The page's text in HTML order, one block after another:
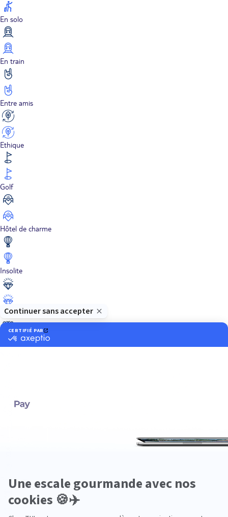
En solo
En train
Entre amis
Ethique
Golf
Hôtel de charme
Insolite
Luxe
Premium